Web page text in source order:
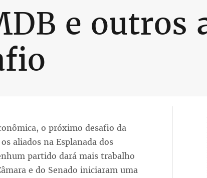
e outros
o próximo desafio da
aliados na Esplanada dos
partido dará mais trabalho
e do Senado iniciaram uma